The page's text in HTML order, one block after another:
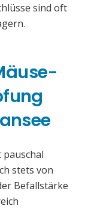
sind oft
pauschal
stets von
Befallstärke